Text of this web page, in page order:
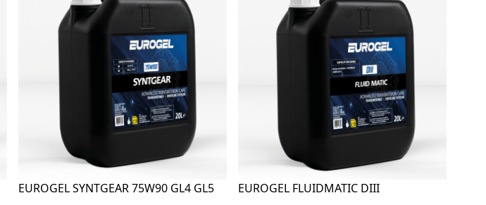
EUROGEL SYNTGEAR 75W90 GL4 GL5 EUROGEL FLUIDMATIC DIII